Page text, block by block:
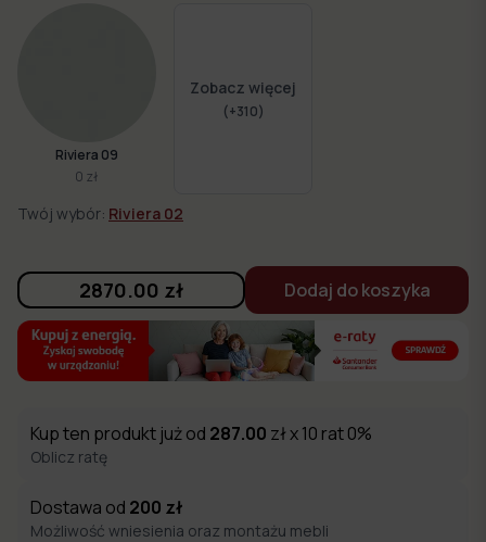
Riviera 09
0 zł
Zobacz więcej
(+310)
Twój wybór: Riviera 02
2870.00 zł Dodaj do koszyka
Kup ten produkt już od 287.00 zł x 10 rat 0%
Oblicz ratę
Dostawa od 200 zł
Możliwość wniesienia oraz montażu mebli